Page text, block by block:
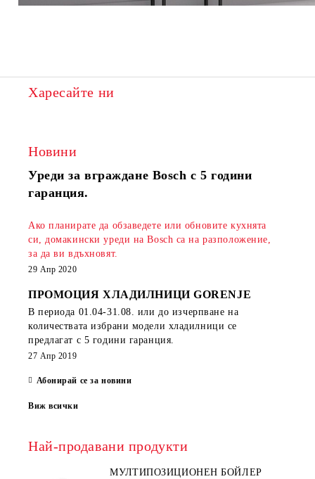
Харесайте ни
Новини
Уреди за вграждане Bosch с 5 години
гаранция.
Ако планирате да обзаведете или обновите кухнята
си, домакински уреди на Bosch са на разположение,
за да ви вдъхновят.
29 Апр 2020
ПРОМОЦИЯ ХЛАДИЛНИЦИ GORENJE
В периода 01.04-31.08. или до изчерпване на
количествата избрани модели хладилници се
предлагат с 5 години гаранция.
27 Апр 2019
Абонирай се за новини
Виж всички
Най-продавани продукти
МУЛТИПОЗИЦИОНЕН БОЙЛЕР